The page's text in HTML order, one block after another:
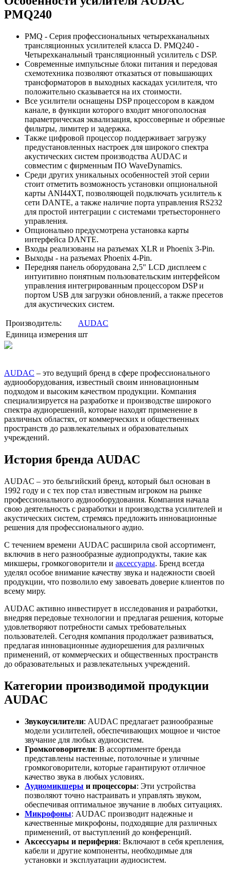
PMQ240
PMQ - Серия профессиональных четырехканальных
трансляционных усилителей класса D. PMQ240 -
Четырехканальный трансляционный усилитель с DSP.
Современные импульсные блоки питания и передовая
схемотехника позволяют отказаться от повышающих
трансформаторов в выходных каскадах усилителя, что
положительно сказывается на их стоимости.
Все усилители оснащены DSP процессором в каждом
канале, в функции которого входит многополосная
параметрическая эквализация, кроссоверные и обрезные
фильтры, лимитер и задержка.
Также цифровой процессор поддерживает загрузку
предустановленных настроек для широкого спектра
акустических систем производства AUDAC и
совместим с фирменным ПО WaveDynamics.
Среди других уникальных особенностей этой серии
стоит отметить возможность установки опциональной
карты ANI44XT, позволяющей подключать усилитель к
сети DANTE, а также наличие порта управления RS232
для простой интеграции с системами третьестороннего
управления.
Опционально предусмотрена установка карты
интерфейса DANTE.
Входы реализованы на разъемах XLR и Phoenix 3-Pin.
Выходы - на разъемах Phoenix 4-Pin.
Передняя панель оборудована 2,5" LCD дисплеем с
интуитивно понятным пользовательским интерфейсом
управления интегрированным процессором DSP и
портом USB для загрузки обновлений, а также пресетов
для акустических систем.
Производитель:
AUDAC
Единица измерения шт
AUDAC – это ведущий бренд в сфере профессионального
аудиооборудования, известный своим инновационным
подходом и высоким качеством продукции. Компания
специализируется на разработке и производстве широкого
спектра аудиорешений, которые находят применение в
различных областях, от коммерческих и общественных
пространств до развлекательных и образовательных
учреждений.
История бренда AUDAC
AUDAC – это бельгийский бренд, который был основан в
1992 году и с тех пор стал известным игроком на рынке
профессионального аудиооборудования. Компания начала
свою деятельность с разработки и производства усилителей и
акустических систем, стремясь предложить инновационные
решения для профессионального аудио.
С течением времени AUDAC расширила свой ассортимент,
включив в него разнообразные аудиопродукты, такие как
микшеры, громкоговорители и аксессуары. Бренд всегда
уделял особое внимание качеству звука и надежности своей
продукции, что позволило ему завоевать доверие клиентов по
всему миру.
AUDAC активно инвестирует в исследования и разработки,
внедряя передовые технологии и предлагая решения, которые
удовлетворяют потребности самых требовательных
пользователей. Сегодня компания продолжает развиваться,
предлагая инновационные аудиорешения для различных
применений, от коммерческих и общественных пространств
до образовательных и развлекательных учреждений.
Категории производимой продукции
AUDAC
Звукоусилители: AUDAC предлагает разнообразные
модели усилителей, обеспечивающих мощное и чистое
звучание для любых аудиосистем.
Громкоговорители: В ассортименте бренда
представлены настенные, потолочные и уличные
громкоговорители, которые гарантируют отличное
качество звука в любых условиях.
Аудиомикшеры и процессоры: Эти устройства
позволяют точно настраивать и управлять звуком,
обеспечивая оптимальное звучание в любых ситуациях.
Микрофоны: AUDAC производит надежные и
качественные микрофоны, подходящие для различных
применений, от выступлений до конференций.
Аксессуары и периферия: Включают в себя крепления,
кабели и другие компоненты, необходимые для
установки и эксплуатации аудиосистем.